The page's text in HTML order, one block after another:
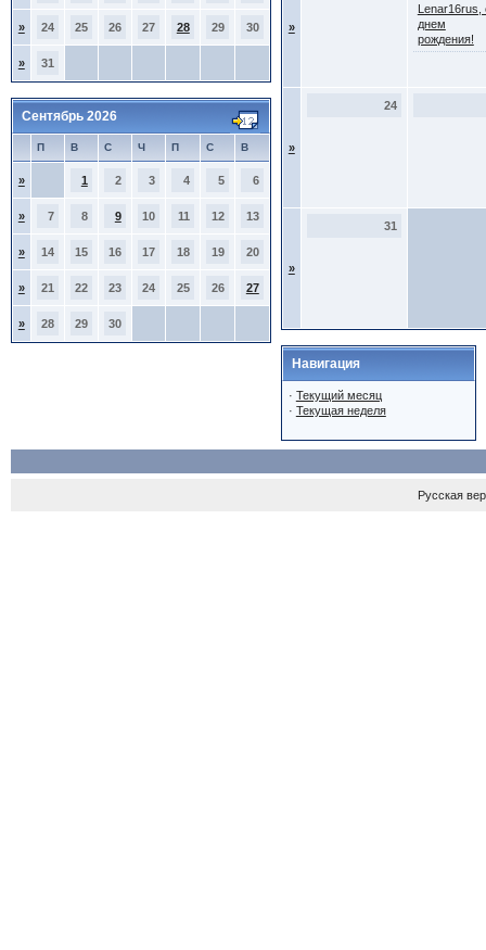
» 24 25 26 27 28 29 30
» 31
Сентябрь 2026
П В С Ч П С В
» 1 2 3 4 5 6
» 7 8 9 10 11 12 13
» 14 15 16 17 18 19 20
» 21 22 23 24 25 26 27
» 28 29 30
»
Lenar16rus,
днем
рождения!
»
24
»
31
Навигация
· Текущий месяц
· Текущая неделя
Русская